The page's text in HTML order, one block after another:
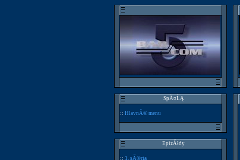
SpĂ¤ĹĄ
:: HlavnĂ© menu
EpizĂłdy
:: 1. sĂ©ria